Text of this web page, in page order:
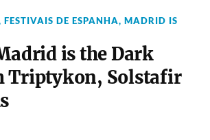
FESTIVAIS DE ESPANHA, MADRID IS
is the Dark
Triptykon, Solstafir